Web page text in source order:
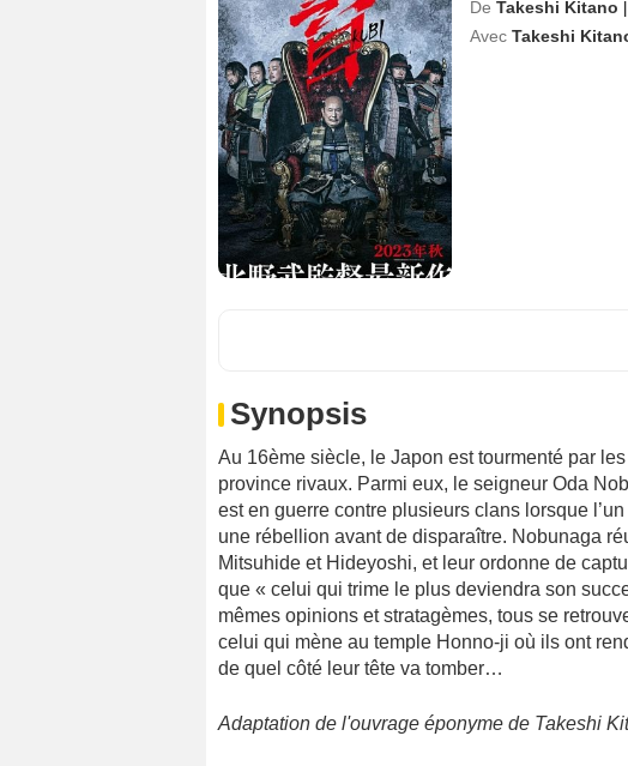
De Takeshi Kitano |
Avec Takeshi
Synopsis
Au 16ème siècle, le Japon est tourmenté par
province rivaux. Parmi eux, le seigneur Oda
est en guerre contre plusieurs clans lorsque
une rébellion avant de disparaître. Nobunaga
Mitsuhide et Hideyoshi, et leur ordonne de
que « celui qui trime le plus deviendra son
mêmes opinions et stratagèmes, tous se
celui qui mène au temple Honno-ji où ils ont
de quel côté leur tête va tomber…
Adaptation de l'ouvrage éponyme de Takeshi